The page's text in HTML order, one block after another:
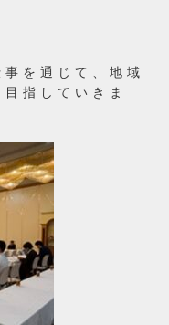
を通じて、地域
指していきま